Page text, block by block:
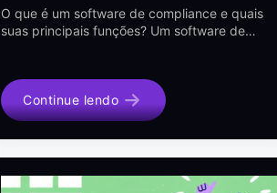
O que é um software de compliance e quais
suas principais funções? Um software de…
Continue lendo